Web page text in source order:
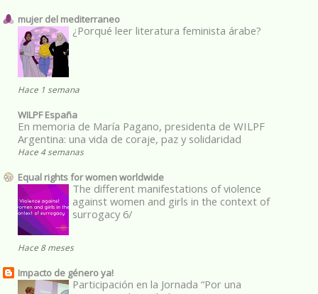
mujer del mediterraneo
¿Porqué leer literatura feminista árabe?
Hace 1 semana
WILPF España
En memoria de María Pagano, presidenta de WILPF
Argentina: una vida de coraje, paz y solidaridad
Hace 4 semanas
Equal rights for women worldwide
The different manifestations of violence
against women and girls in the context of
surrogacy 6/
Hace 8 meses
Impacto de género ya!
Participación en la Jornada “Por una